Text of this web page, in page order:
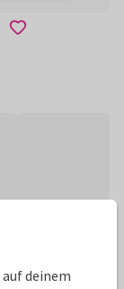
auf deinem